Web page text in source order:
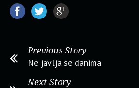
Previous Story
Ne javlja se danima
Next Story